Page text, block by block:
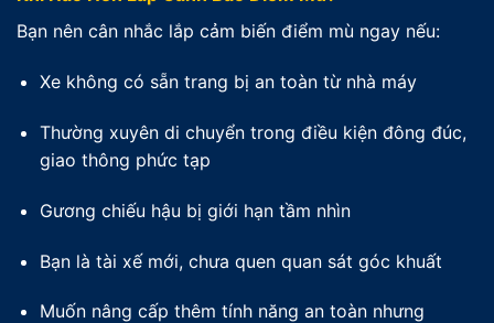
Bạn nên cân nhắc lắp cảm biến điểm mù ngay nếu:
Xe không có sẵn trang bị an toàn từ nhà máy
Thường xuyên di chuyển trong điều kiện đông đúc,
giao thông phức tạp
Gương chiếu hậu bị giới hạn tầm nhìn
Bạn là tài xế mới, chưa quen quan sát góc khuất
Muốn nâng cấp thêm tính năng an toàn nhưng